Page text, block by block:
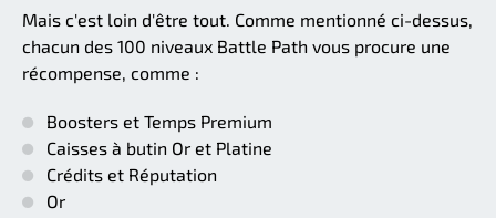
Mais c'est loin d'être tout. Comme mentionné ci-dessus,
chacun des 100 niveaux Battle Path vous procure une
récompense, comme :
Boosters et Temps Premium
Caisses à butin Or et Platine
Crédits et Réputation
Or